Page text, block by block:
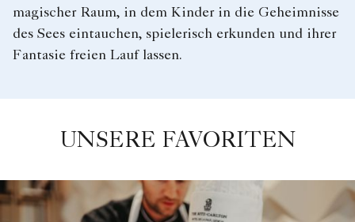
magischer Raum, in dem Kinder in die Geheimnisse
des Sees eintauchen, spielerisch erkunden und ihrer
Fantasie freien Lauf lassen.
UNSERE FAVORITEN